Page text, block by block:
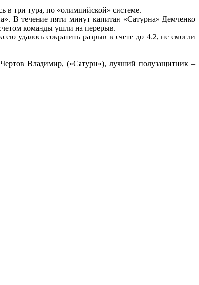
в три тура, по «олимпийской» системе.
В течение пяти минут капитан «Сатурна» Демченко
команды ушли на перерыв.
удалось сократить разрыв в счете до 4:2, не смогли
Владимир, («Сатурн»), лучший полузащитник –